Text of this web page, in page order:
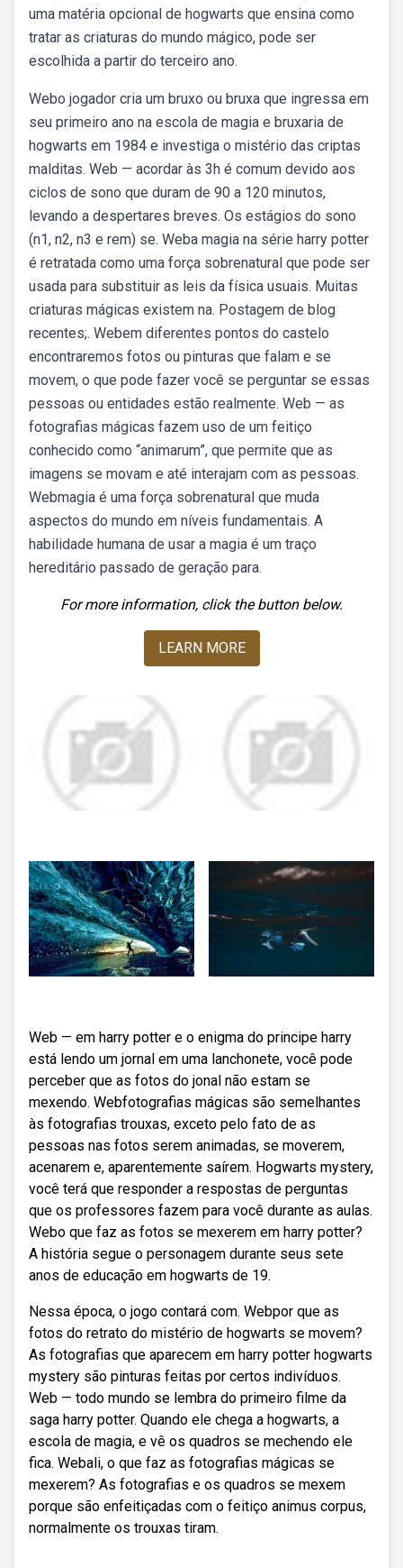
uma matéria opcional de hogwarts que ensina como
tratar as criaturas do mundo mágico, pode ser
escolhida a partir do terceiro ano.
Webo jogador cria um bruxo ou bruxa que ingressa em
seu primeiro ano na escola de magia e bruxaria de
hogwarts em 1984 e investiga o mistério das criptas
malditas. Web — acordar às 3h é comum devido aos
ciclos de sono que duram de 90 a 120 minutos,
levando a despertares breves. Os estágios do sono
(n1, n2, n3 e rem) se. Weba magia na série harry potter
é retratada como uma força sobrenatural que pode ser
usada para substituir as leis da física usuais. Muitas
criaturas mágicas existem na. Postagem de blog
recentes;. Webem diferentes pontos do castelo
encontraremos fotos ou pinturas que falam e se
movem, o que pode fazer você se perguntar se essas
pessoas ou entidades estão realmente. Web — as
fotografias mágicas fazem uso de um feitiço
conhecido como “animarum”, que permite que as
imagens se movam e até interajam com as pessoas.
Webmagia é uma força sobrenatural que muda
aspectos do mundo em níveis fundamentais. A
habilidade humana de usar a magia é um traço
hereditário passado de geração para.
For more information, click the button below.
LEARN MORE
Web — em harry potter e o enigma do principe harry
está lendo um jornal em uma lanchonete, você pode
perceber que as fotos do jonal não estam se
mexendo. Webfotografias mágicas são semelhantes
às fotografias trouxas, exceto pelo fato de as
pessoas nas fotos serem animadas, se moverem,
acenarem e, aparentemente saírem. Hogwarts mystery,
você terá que responder a respostas de perguntas
que os professores fazem para você durante as aulas.
Webo que faz as fotos se mexerem em harry potter?
A história segue o personagem durante seus sete
anos de educação em hogwarts de 19.
Nessa época, o jogo contará com. Webpor que as
fotos do retrato do mistério de hogwarts se movem?
As fotografias que aparecem em harry potter hogwarts
mystery são pinturas feitas por certos indivíduos.
Web — todo mundo se lembra do primeiro filme da
saga harry potter. Quando ele chega a hogwarts, a
escola de magia, e vê os quadros se mechendo ele
fica. Webali, o que faz as fotografias mágicas se
mexerem? As fotografias e os quadros se mexem
porque são enfeitiçadas com o feitiço animus corpus,
normalmente os trouxas tiram.